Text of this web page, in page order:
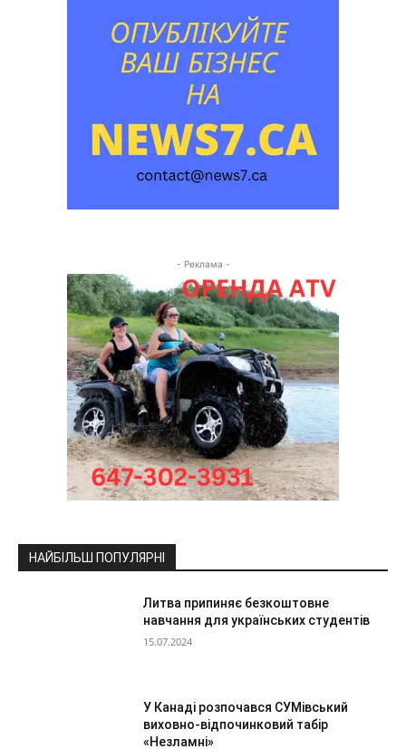
- Реклама -
НАЙБІЛЬШ ПОПУЛЯРНІ
Литва припиняє безкоштовне
навчання для українських студентів
15.07.2024
У Канаді розпочався СУМівський
виховно-відпочинковий табір
«Незламні»